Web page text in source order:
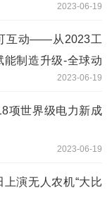
2023-06-19
互动——从2023工
能制造升级-全球动
2023-06-19
项世界级电力新成
2023-06-19
演无人农机“大比